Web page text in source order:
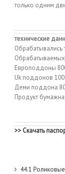
только одним
технические
Обрабатывались
Европоддоны
Uk поддонов
Деми поддона
Продукт
>> Скачать
44.1